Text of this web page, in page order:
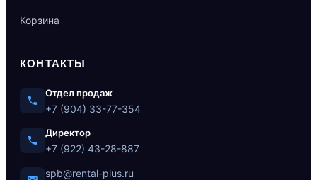
Корзина
КОНТАКТЫ
Отдел продаж
+7 (904) 33-77-354
Директор
+7 (922) 43-28-887
spb@rental-plus.ru